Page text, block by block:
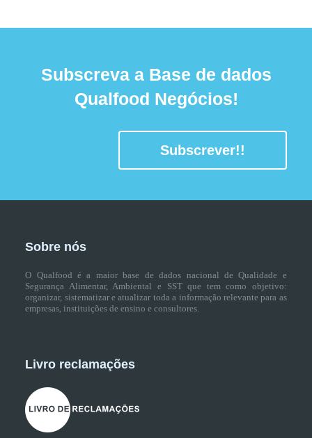
Subscreva a Base de dados
Qualfood Negócios!
Subscrever!!
Sobre nós
O Qualfood é a maior base de dados nacional de Qualidade e
Segurança Alimentar, Ambiental e SST que tem como objetivo:
organizar, sistematizar e atualizar toda a informação relevante para as
empresas, instituições de ensino e consultores.
Livro reclamações